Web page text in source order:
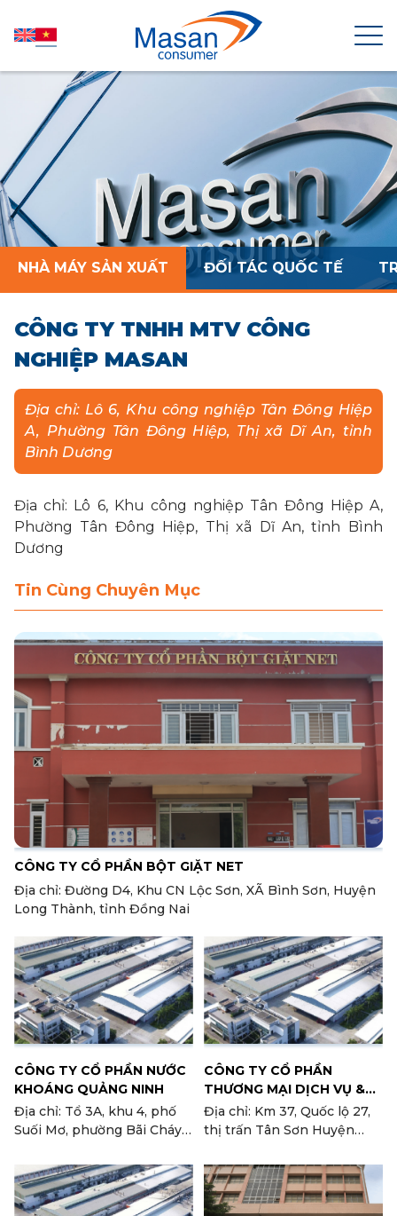
TRANG CHỦ
VỀ MASAN CONSUMER
TIN TỨC
SẢN PHẨM
PHÁT TRIỂN BỀN VỮNG
LIÊN HỆ
MUA HÀNG
NHÀ MÁY SẢN XUẤT ĐỐI TÁC QUỐC TẾ
CÔNG TY TNHH MTV CÔNG
NGHIỆP MASAN
Địa chỉ: Lô 6, Khu công nghiệp Tân Đông Hiệp
A, Phường Tân Đông Hiệp, Thị xã Dĩ An, tỉnh
Bình Dương
Địa chỉ: Lô 6, Khu công nghiệp Tân Đông Hiệp A,
Phường Tân Đông Hiệp, Thị xã Dĩ An, tỉnh Bình
Dương
Tin Cùng Chuyên Mục
CÔNG TY CỔ PHẦN BỘT GIẶT NET
Địa chỉ: Đường D4, Khu CN Lộc Sơn, XÃ Bình Sơn, Huyện
Long Thành, tỉnh Đồng Nai
CÔNG TY CỔ PHẦN NƯỚC
KHOÁNG QUẢNG NINH
Địa chỉ: Tổ 3A, khu 4, phố
Suối Mơ, phường Bãi Cháy,
Ninh
CÔNG TY CỔ PHẦN
THƯƠNG MẠI DỊCH VỤ &
SẢN XUẤT KRÔNGPHA
Địa chỉ: Km 37, Quốc lộ 27,
thị trấn Tân Sơn Huyện